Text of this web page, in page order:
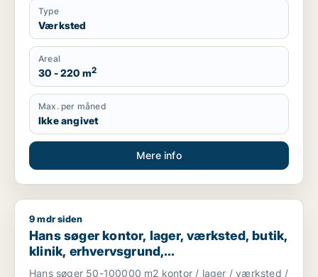
Type
Værksted
Areal
30 - 220 m2
Max. per måned
Ikke angivet
Mere info
Hans søger kontor, lager, værksted, butik, klinik,
9 mdr siden
Hans søger kontor, lager, værksted, butik,
klinik, erhvervsgrund,
boligudlejningsejendom, hotel,
Hans søger 50-100000 m2 kontor / lager / værksted /